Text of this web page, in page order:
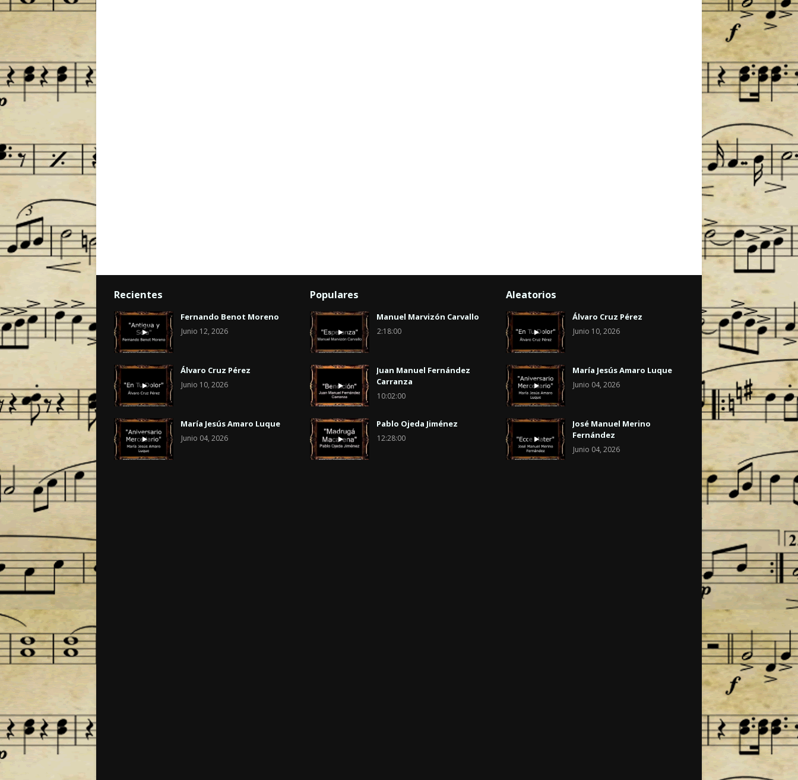
Recientes
Fernando Benot Moreno
Junio 12, 2026
Álvaro Cruz Pérez
Junio 10, 2026
María Jesús Amaro Luque
Junio 04, 2026
Populares
Manuel Marvizón Carvallo
2:18:00
Juan Manuel Fernández
Carranza
10:02:00
Pablo Ojeda Jiménez
12:28:00
Aleatorios
Álvaro Cruz Pérez
Junio 10, 2026
María Jesús Amaro Luque
Junio 04, 2026
José Manuel Merino
Fernández
Junio 04, 2026